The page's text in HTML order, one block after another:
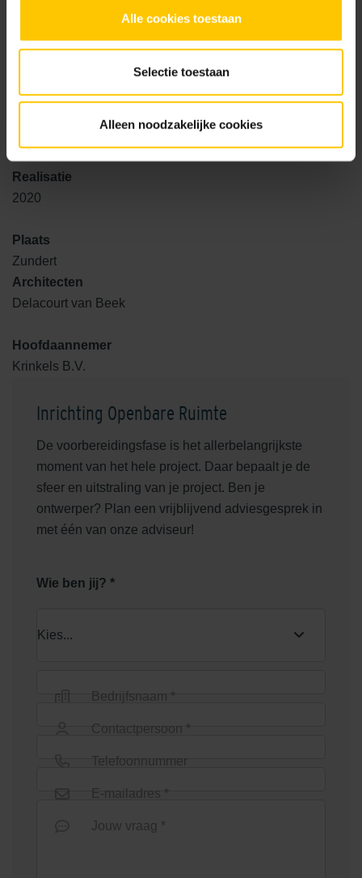
Alle cookies toestaan
Selectie toestaan
Alleen noodzakelijke cookies
GeoRetron Prestige Oxydzwart
Bekijk product
Donkerrood
GeoSteen®
Bekijk product
vervaagd door zonlicht – behouden stenen met
kleurmaterialen hun kleur. De granulaten in de toplaag van
GeoRetron zorgen dat ze 100% kleur behouden en minder
Realisatie
2020
Plaats
Zundert
Architecten
Delacourt van Beek
Hoofdaannemer
Krinkels B.V.
Inrichting Openbare Ruimte
De voorbereidingsfase is het allerbelangrijkste
moment van het hele project. Daar bepaalt je de
sfeer en uitstraling van je project. Ben je
ontwerper? Plan een vrijblijvend adviesgesprek in
met één van onze adviseur!
Wie ben jij? *
Bedrijfsnaam *
Contactpersoon *
Telefoonnummer
E-mailadres *
Jouw vraag *